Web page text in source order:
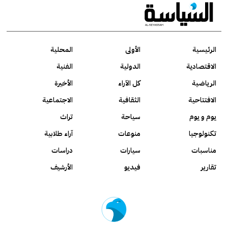
الرئيسية الأولى
المحلية
الاقتصادية
الدولية
الفنية
الرياضية
كل الآراء
الأخيرة
الافتتاحية
الثقافية
الاجتماعية
يوم و يوم
سياحة
تراث
تكنولوجيا
منوعات
آراء طلابية
مناسبات
سيارات
دراسات
تقارير
فيديو الأرشيف